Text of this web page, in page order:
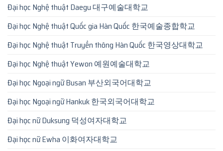
Đại học Nghệ thuật Daegu 대구예술대학교
Đại học Nghệ thuật Quốc gia Hàn Quốc 한국예술종합학교
Đại học Nghệ thuật Truyền thông Hàn Quốc 한국영상대학교
Đại học Nghệ thuật Yewon 예원예술대학교
Đại học Ngoại ngữ Busan 부산외국어대학교
Đại học Ngoại ngữ Hankuk 한국외국어대학교
Đại học nữ Duksung 덕성여자대학교
Đại học nữ Ewha 이화여자대학교